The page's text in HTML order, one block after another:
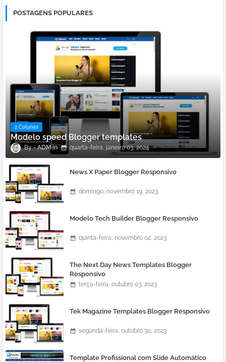
POSTAGENS POPULARES
2 Colunas
Modelo speed Blogger templates
ADM quarta-feira, janeiro 03, 2024
News X Paper Blogger Responsivo
domingo, novembro 19, 2023
Modelo Tech Builder Blogger Responsivo
quinta-feira, novembro 02, 2023
The Next Day News Templates Blogger
Responsivo
terça-feira, outubro 03, 2023
Tek Magazine Templates Blogger Responsivo
segunda-feira, outubro 30, 2023
Template Profissional com Slide Automático